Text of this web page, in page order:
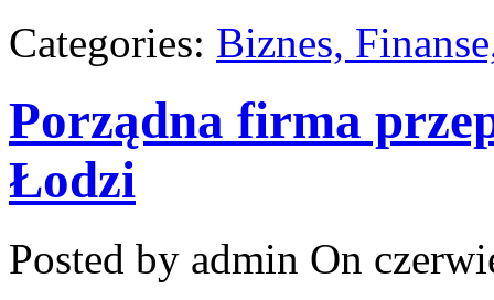
Categories: Biznes,
Porządna firma
Łodzi
Posted by admin On